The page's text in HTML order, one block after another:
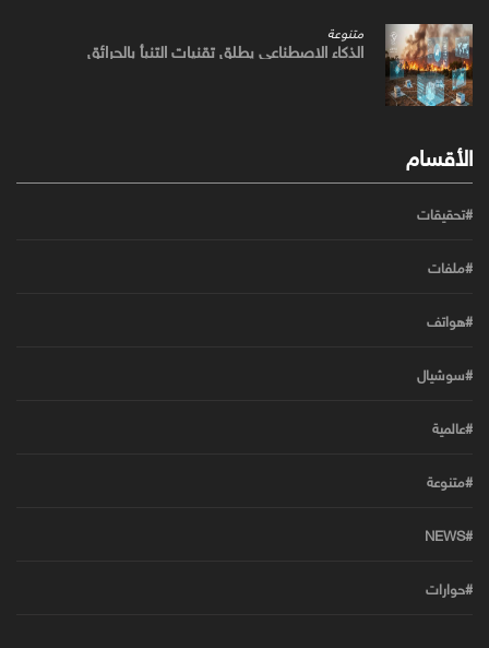
متنوعة
الذكاء الاصطناعي يطلق تقنيات التنبأ بالحرائق
الأقسام
#تحقيقات
#ملفات
#هواتف
#سوشيال
#عالمية
#متنوعة
#NEWS
#حوارات